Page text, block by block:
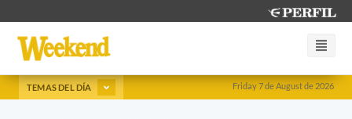
Friday 7 de August de 2026
TEMAS DEL DÍA